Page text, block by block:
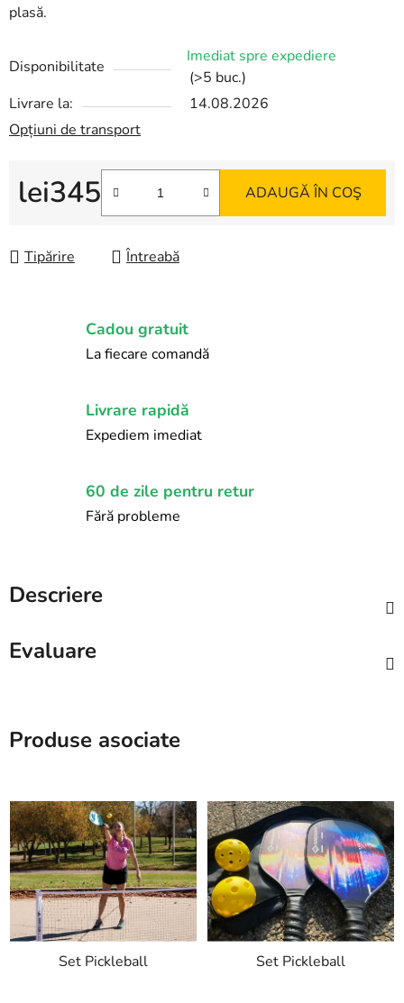
plasă.
Disponibilitate
Imediat spre expediere
(>5 buc.)
Livrare la:
14.08.2026
Opțiuni de transport
lei345
Evaluare preţ:
ADAUGĂ ÎN COŞ
Tipărire Întreabă
Cadou gratuit
La fiecare comandă
Livrare rapidă
Expediem imediat
60 de zile pentru retur
Fără probleme
Descriere
Evaluare
Produse asociate
Set Pickleball Set Pickleball